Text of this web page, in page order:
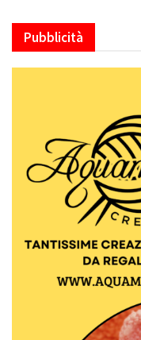
Pubblicità